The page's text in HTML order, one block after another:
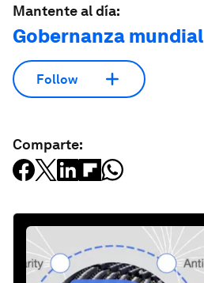
Mantente al día:
Gobernanza mundial
Follow
Comparte: